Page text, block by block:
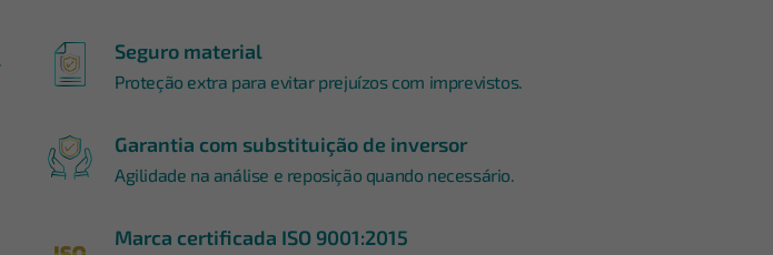
Seguro material
Proteção extra para evitar prejuízos com imprevistos.
Garantia com substituição de inversor
Agilidade na análise e reposição quando necessário.
Marca certificada ISO 9001:2015